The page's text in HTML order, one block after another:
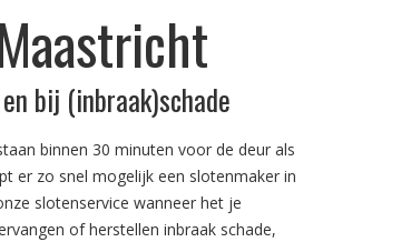
bij (inbraak)schade
binnen 30 minuten voor de deur als
er zo snel mogelijk een slotenmaker in
slotenservice wanneer het je
of herstellen inbraak schade,